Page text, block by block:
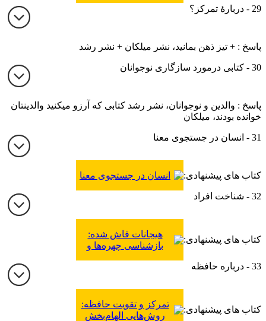
29 - دربارۀ تمرکز؟
پاسخ : + تیز ذهن بمانید، نشر میلکان + نشر رشد
30 - کتابی درمورد سازگاری نوجوانان
پاسخ : والدین و نوجوانان، نشر رشد کتابی که آرزو میکنید والدینتان
خوانده بودند، میلکان
31 - انسان در جستجوی معنا
کتاب های پیشنهادی: انسان در جستجوی معنا
32 - شناخت افراد
کتاب های پیشنهادی:
هیجانات فاش شده:
بازشناسی چهره‌ها و
33 - درباره حافظه
کتاب های پیشنهادی:
تمرکز و تقویت حافظه:
روش‌هایی الهام‌بخش